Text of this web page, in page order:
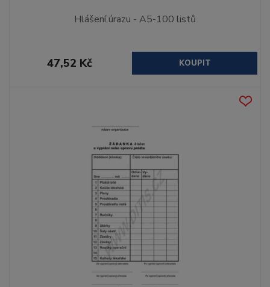
Hlášení úrazu - A5-100 listů
47,52 Kč KOUPIT